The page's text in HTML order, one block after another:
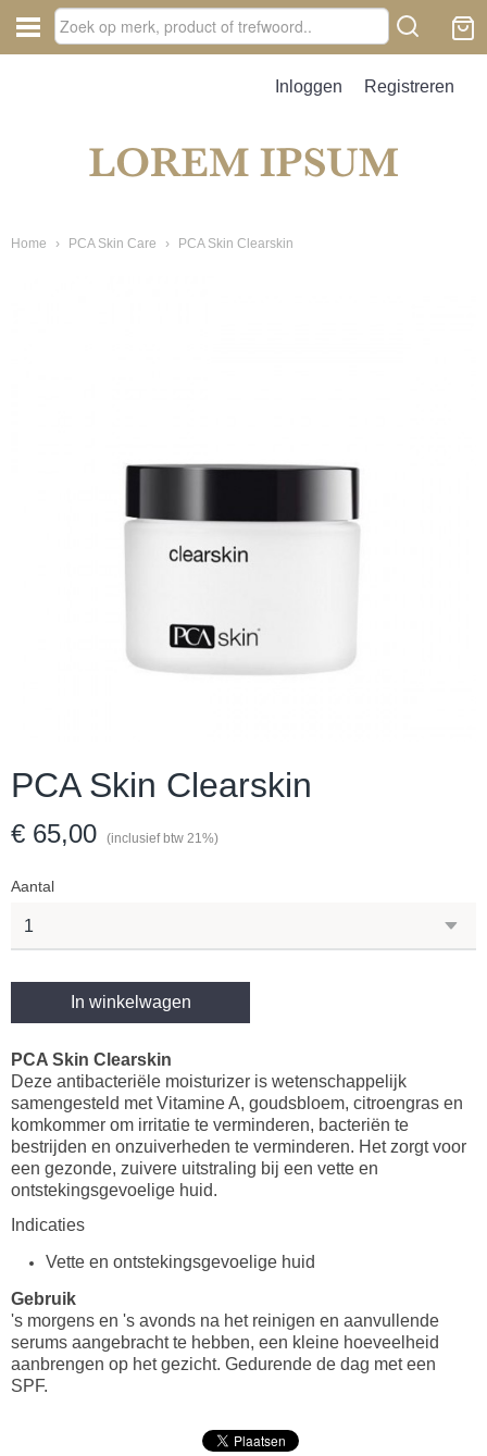
Inloggen Registreren
Home › PCA Skin Care › PCA Skin Clearskin
PCA Skin Clearskin
€ 65,00 (inclusief btw 21%)
Aantal
In winkelwagen
PCA Skin Clearskin
Deze antibacteriële moisturizer is wetenschappelijk
samengesteld met Vitamine A, goudsbloem, citroengras en
komkommer om irritatie te verminderen, bacteriën te
bestrijden en onzuiverheden te verminderen. Het zorgt voor
een gezonde, zuivere uitstraling bij een vette en
ontstekingsgevoelige huid.
Indicaties
Vette en ontstekingsgevoelige huid
Gebruik
's morgens en 's avonds na het reinigen en aanvullende
serums aangebracht te hebben, een kleine hoeveelheid
aanbrengen op het gezicht. Gedurende de dag met een
SPF.